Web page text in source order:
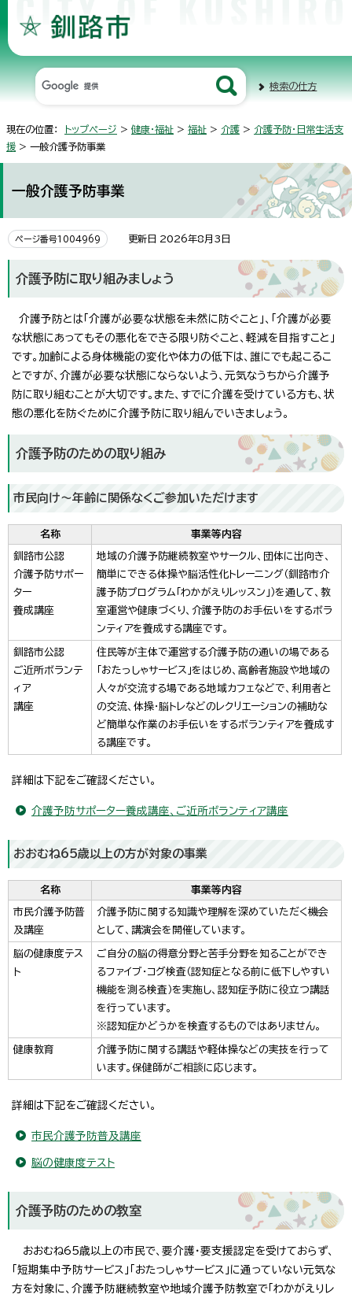
検索の仕方
現在の位置： トップページ > 健康・福祉 > 福祉 > 介護 > 介護予防・日常生活支
援 > 一般介護予防事業
一般介護予防事業
ページ番号1004969 更新日 2026年8月3日
介護予防に取り組みましょう
介護予防とは「介護が必要な状態を未然に防ぐこと」、「介護が必要
な状態にあってもその悪化をできる限り防ぐこと、軽減を目指すこと」
です。加齢による身体機能の変化や体力の低下は、誰にでも起こるこ
とですが、介護が必要な状態にならないよう、元気なうちから介護予
防に取り組むことが大切です。また、すでに介護を受けている方も、状
態の悪化を防ぐために介護予防に取り組んでいきましょう。
介護予防のための取り組み
市民向け～年齢に関係なくご参加いただけます
名称 事業等内容
釧路市公認
介護予防サポー
ター
養成講座
地域の介護予防継続教室やサークル、団体に出向き、
簡単にできる体操や脳活性化トレーニング（釧路市介
護予防プログラム「わかがえりレッスン」）を通して、教
室運営や健康づくり、介護予防のお手伝いをするボラ
ンティアを養成する講座です。
釧路市公認
ご近所ボランテ
ィア
講座
住民等が主体で運営する介護予防の通いの場である
「おたっしゃサービス」をはじめ、高齢者施設や地域の
人々が交流する場である地域カフェなどで、利用者と
の交流、体操・脳トレなどのレクリエーションの補助な
ど簡単な作業のお手伝いをするボランティアを養成す
る講座です。
詳細は下記をご確認ください。
介護予防サポーター養成講座、ご近所ボランティア講座
おおむね65歳以上の方が対象の事業
名称 事業等内容
市民介護予防普
及講座
介護予防に関する知識や理解を深めていただく機会
として、講演会を開催しています。
脳の健康度テス
ト
ご自分の脳の得意分野と苦手分野を知ることができ
るファイブ・コグ検査（認知症となる前に低下しやすい
機能を測る検査）を実施し、認知症予防に役立つ講話
を行っています。
※認知症かどうかを検査するものではありません。
健康教育
介護予防に関する講話や軽体操などの実技を行って
います。保健師がご相談に応じます。
詳細は下記をご確認ください。
市民介護予防普及講座
脳の健康度テスト
介護予防のための教室
おおむね65歳以上の市民で、要介護・要支援認定を受けておらず、
「短期集中予防サービス」「おたっしゃサービス」に通っていない元気な
方を対象に、介護予防継続教室や地域介護予防教室で「わかがえりレ